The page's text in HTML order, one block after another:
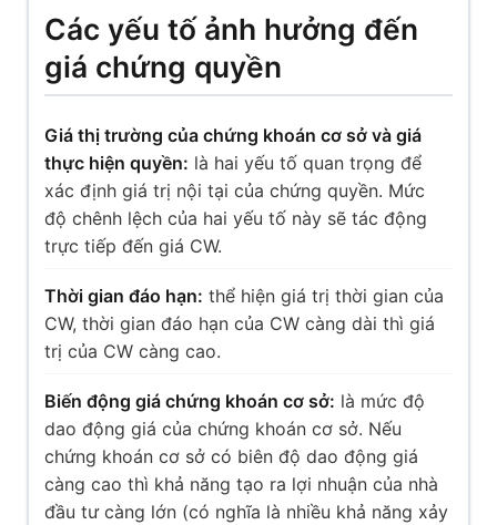
Các yếu tố ảnh hưởng đến
giá chứng quyền
Giá thị trường của chứng khoán cơ sở và giá
thực hiện quyền: là hai yếu tố quan trọng để
xác định giá trị nội tại của chứng quyền. Mức
độ chênh lệch của hai yếu tố này sẽ tác động
trực tiếp đến giá CW.
Thời gian đáo hạn: thể hiện giá trị thời gian của
CW, thời gian đáo hạn của CW càng dài thì giá
trị của CW càng cao.
Biến động giá chứng khoán cơ sở: là mức độ
dao động giá của chứng khoán cơ sở. Nếu
chứng khoán cơ sở có biên độ dao động giá
càng cao thì khả năng tạo ra lợi nhuận của nhà
đầu tư càng lớn (có nghĩa là nhiều khả năng xảy